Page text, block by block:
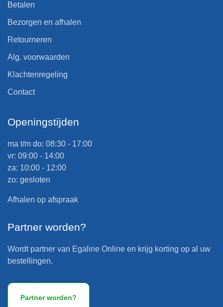
Betalen
Bezorgen en afhalen
Retourneren
Alg. voorwaarden
Klachtenregeling
Contact
Openingstijden
ma t/m do: 08:30 - 17:00
vr: 09:00 - 14:00
za: 10:00 - 12:00
zo: gesloten
Afhalen op afspraak
Partner worden?
Wordt partner van Egaline Online en krijg korting op al uw
bestellingen.
Partner worden?